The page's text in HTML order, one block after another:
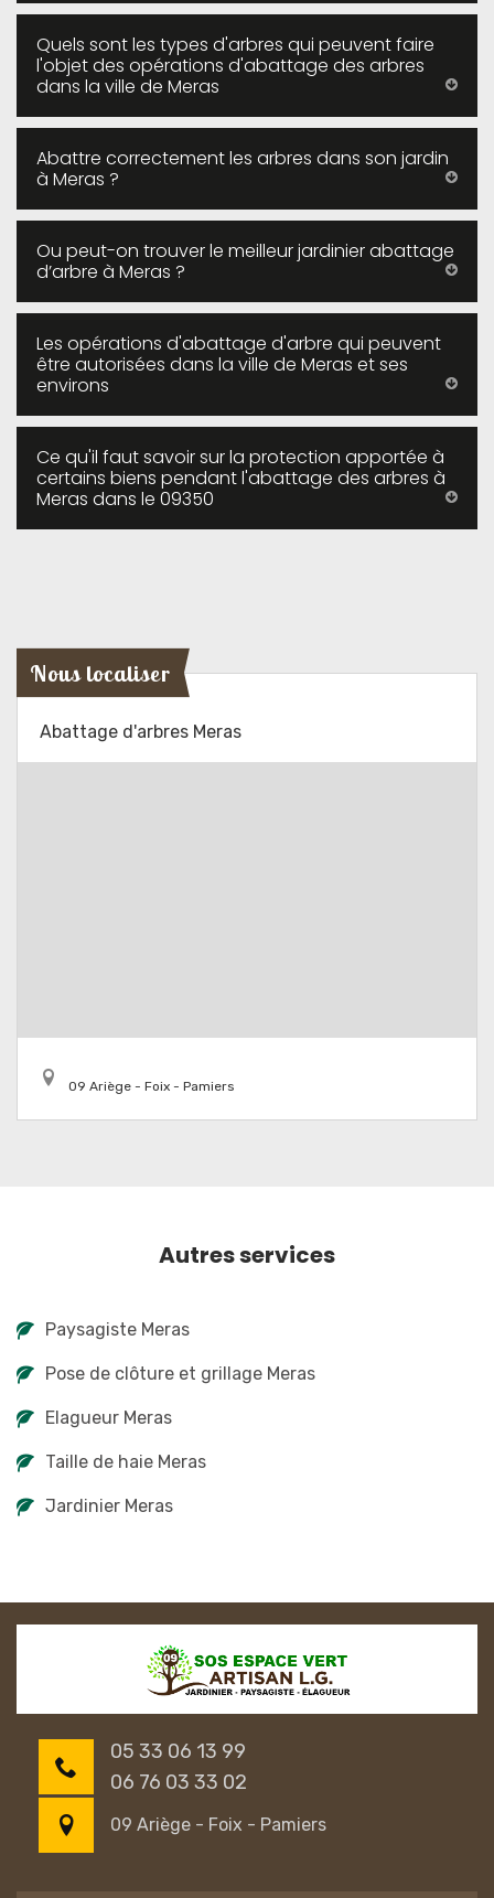
Quels sont les types d'arbres qui peuvent faire
l'objet des opérations d'abattage des arbres
dans la ville de Meras
Abattre correctement les arbres dans son jardin
à Meras ?
Ou peut-on trouver le meilleur jardinier abattage
d’arbre à Meras ?
Les opérations d'abattage d'arbre qui peuvent
être autorisées dans la ville de Meras et ses
environs
Ce qu'il faut savoir sur la protection apportée à
certains biens pendant l'abattage des arbres à
Meras dans le 09350
Nous localiser
Abattage d'arbres Meras
09 Ariège - Foix - Pamiers
Autres services
Paysagiste Meras
Pose de clôture et grillage Meras
Elagueur Meras
Taille de haie Meras
Jardinier Meras
05 33 06 13 99
06 76 03 33 02
09 Ariège - Foix - Pamiers